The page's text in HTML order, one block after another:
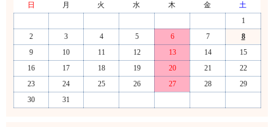
日
月 火 水 木 金
土
1
2
3 4 5 6 7
8
9
10 11 12 13 14
15
16
17 18 19 20 21
22
23
24 25 26 27 28
29
30
31